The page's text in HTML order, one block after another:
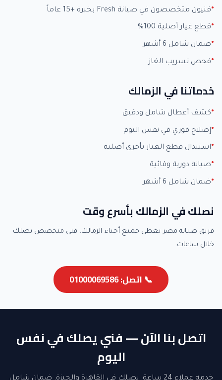
فنيون متخصصون في صيانة Fresh بخبرة +15 عاماً
قطع غيار أصلية 100%
ضمان شامل 6 أشهر
فحص تسريب الغاز
خدماتنا في الزمالك
كشف أعطال شامل ودقيق
إصلاح فوري في نفس اليوم
استبدال قطع الغيار بأخرى أصلية
صيانة دورية وقائية
ضمان شامل 6 أشهر
نصلك في الزمالك بأسرع وقت
فريق صيانة مصر يغطي جميع أحياء الزمالك. فني متخصص يصلك
خلال ساعات.
📞 اتصل: 01000069586
اتصل بنا الآن — فني يصلك في نفس
اليوم